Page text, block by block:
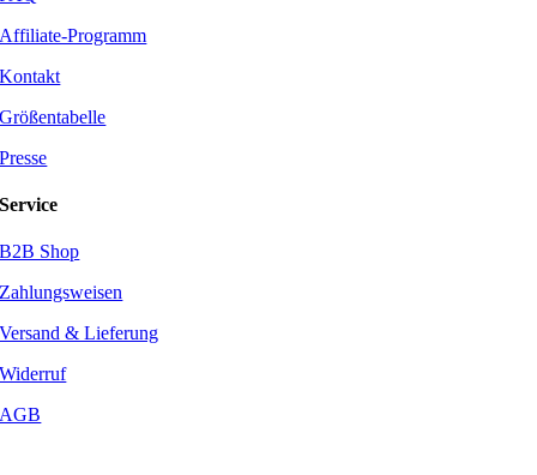
Affiliate-Programm
Kontakt
Größentabelle
Presse
Service
B2B Shop
Zahlungsweisen
Versand & Lieferung
Widerruf
AGB